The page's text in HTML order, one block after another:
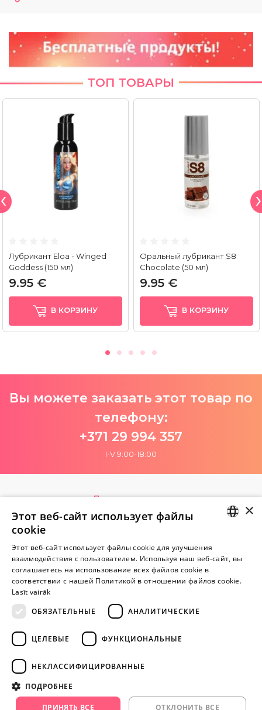
ТОП ТОВАРЫ
Лубрикант Eloa - Winged
Goddess (150 мл)
9.95 €
В КОРЗИНУ
Оральный лубрикант S8
Chocolate (50 мл)
9.95 €
В КОРЗИНУ
Вы можете заказать этот товар по
телефону:
+371 29 994 357
I-V 9:00-18:00
Пока нет отзывов
Внимание! Yesyes.lv содержит откровенную сексуальную
информацию и изо.
+371 29 994 357
info@yesyes.lv
facebook.com/yesyes.lv
RUSSIAN
×
Этот веб-сайт использует файлы
cookie
Этот веб-сайт использует файлы cookie для улучшения
взаимодействия с пользователем. Используя наш веб-сайт, вы
соглашаетесь на использование всех файлов cookie в
соответствии с нашей Политикой в ​​отношении файлов cookie.
Lasīt vairāk
ОБЯЗАТЕЛЬНЫЕ
АНАЛИТИЧЕСКИЕ
ЦЕЛЕВЫЕ ФУНКЦИОНАЛЬНЫЕ
НЕКЛАССИФИЦИРОВАННЫЕ
ПОДРОБНЕЕ
ПРИНЯТЬ ВСЕ ОТКЛОНИТЬ ВСЕ